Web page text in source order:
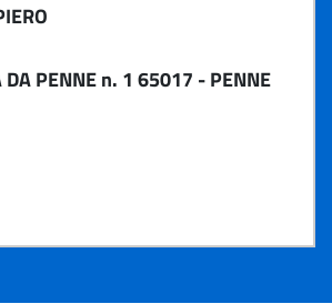
DA PENNE n. 1 65017 - PENNE